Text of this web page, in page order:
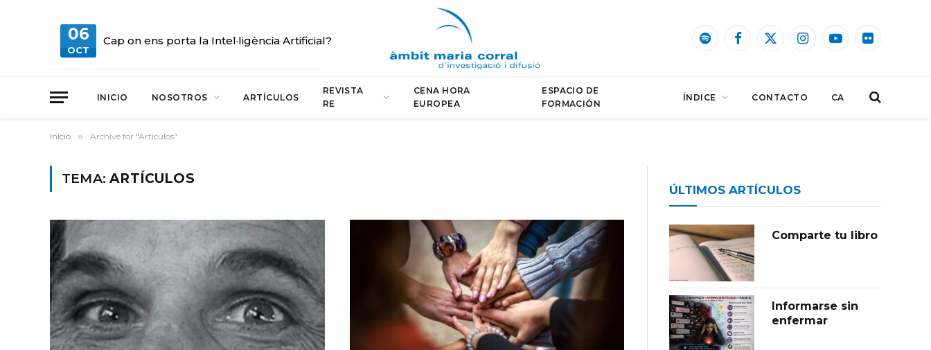
06
OCT
Cap on ens porta la Intel·ligència Artificial? SpotifyFacebook
X
InstagramYouTubeFlickr
INICIO NOSOTROS ARTÍCULOS
REVISTA
RE
CENA HORA
EUROPEA
ESPACIO DE
FORMACIÓN
ÍNDICE CONTACTO CA
Inicio » Archive for "Artículos"
TEMA:ARTÍCULOS
ÚLTIMOS ARTÍCULOS
Comparte tu libro
Informarse sin
enfermar